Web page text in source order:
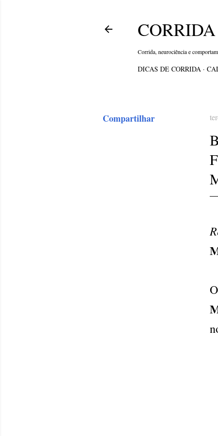
Corrida, neurociência e
DICAS DE CORRIDA
Compartilhar